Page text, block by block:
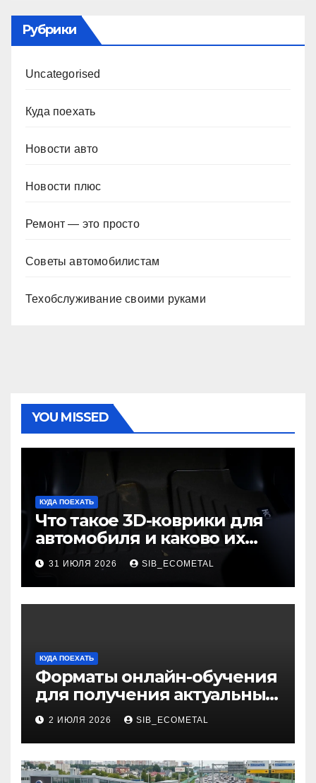
Рубрики
Uncategorised
Куда поехать
Новости авто
Новости плюс
Ремонт — это просто
Советы автомобилистам
Техобслуживание своими руками
YOU MISSED
КУДА ПОЕХАТЬ
Что такое 3D-коврики для
автомобиля и каково их
основное назначение
31 ИЮЛЯ 2026 SIB_ECOMETAL
КУДА ПОЕХАТЬ
Форматы онлайн-обучения
для получения актуальных
профессий
2 ИЮЛЯ 2026 SIB_ECOMETAL